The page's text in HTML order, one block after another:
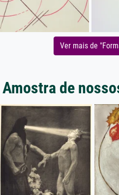
Ver mais de
Amostra de